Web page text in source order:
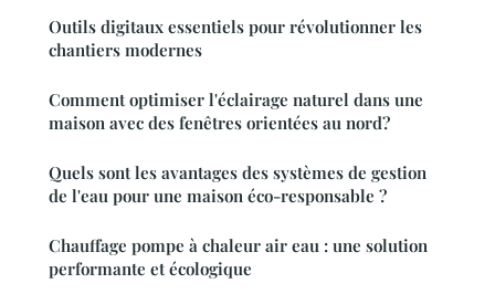
Outils digitaux essentiels pour révolutionner les
chantiers modernes
Comment optimiser l'éclairage naturel dans une
maison avec des fenêtres orientées au nord?
Quels sont les avantages des systèmes de gestion
de l'eau pour une maison éco-responsable ?
Chauffage pompe à chaleur air eau : une solution
performante et écologique